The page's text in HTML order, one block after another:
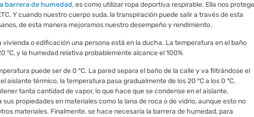
barrera de humedad, es como utilizar ropa deportiva respirable. Ella nos protege
Y cuando nuestro cuerpo suda, la transpiración puede salir a través de esta
de esta manera mejoramos nuestro desempeño y rendimiento.
vivienda o edificación una persona está en la ducha. La temperatura en el baño
°C, y la humedad relativa probablemente alcance el 100%
puede ser de 0 °C. La pared separa el baño de la calle y va filtrándose el
aislante térmico, la temperatura pasa gradualmente de los 20 °C a los 0 °C,
tanta cantidad de vapor, lo que hace que se condense en el aislante,
propiedades en materiales como la lana de roca o de vidrio, aunque esto no
materiales. Finalmente, se hace necesaria la barrera de humedad, para